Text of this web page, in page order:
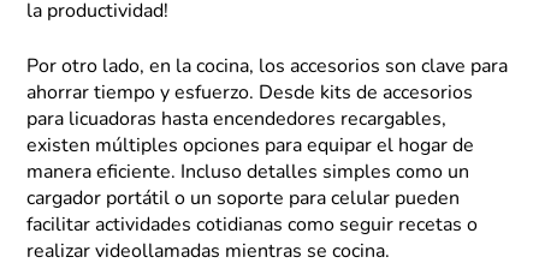
la productividad!
Por otro lado, en la cocina, los accesorios son clave para
ahorrar tiempo y esfuerzo. Desde kits de accesorios
para licuadoras hasta encendedores recargables,
existen múltiples opciones para equipar el hogar de
manera eficiente. Incluso detalles simples como un
cargador portátil o un soporte para celular pueden
facilitar actividades cotidianas como seguir recetas o
realizar videollamadas mientras se cocina.